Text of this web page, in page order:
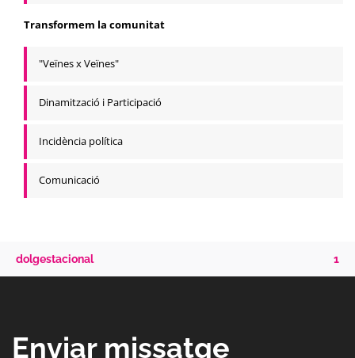
Transformem la comunitat
"Veïnes x Veïnes"
Dinamització i Participació
Incidència política
Comunicació
dolgestacional 1
Enviar missatge_